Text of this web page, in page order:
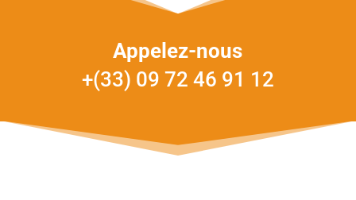
Appelez-nous
+(33) 09 72 46 91 12